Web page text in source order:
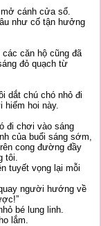
cánh cửa sổ.
như cố tận hưởng
căn hộ cũng đã
đỏ quạch từ
dắt chú chó nhỏ đi
hiếm hoi này.
đi chơi vào sáng
của buổi sáng sớm,
cong đường đầy
tôi.
tuyết vọng lại mỗi
người hướng về
bé lung linh.
lắm.